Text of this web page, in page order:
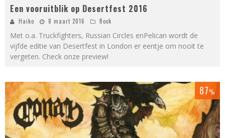
Een vooruitblik op Desertfest 2016
Haiko 8 maart 2016 Rock
Met o.a. Truckfighters, Russian Circles enPelican wordt de
vijfde editie van Desertfest in London er eentje om nooit te
vergeten. Check onze preview!
87%